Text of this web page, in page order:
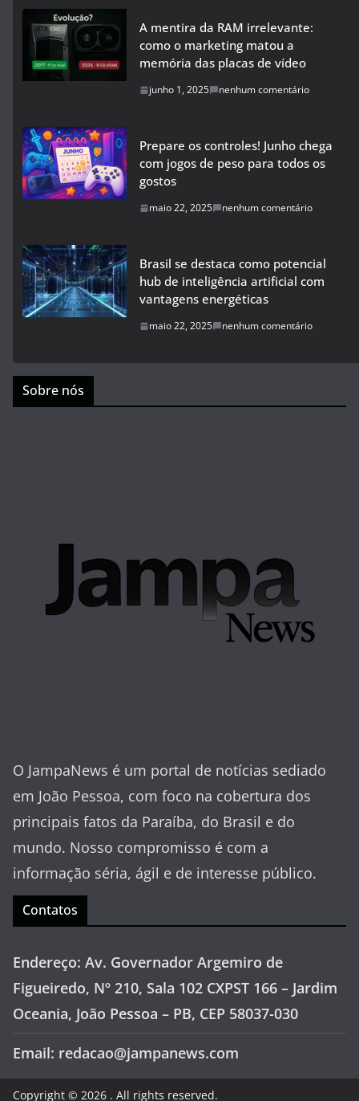
A mentira da RAM irrelevante:
como o marketing matou a
memória das placas de vídeo
junho 1, 2025 nenhum comentário
Prepare os controles! Junho chega
com jogos de peso para todos os
gostos
maio 22, 2025 nenhum comentário
Brasil se destaca como potencial
hub de inteligência artificial com
vantagens energéticas
maio 22, 2025 nenhum comentário
Sobre nós
O JampaNews é um portal de notícias sediado
em João Pessoa, com foco na cobertura dos
principais fatos da Paraíba, do Brasil e do
mundo. Nosso compromisso é com a
informação séria, ágil e de interesse público.
Contatos
Endereço: Av. Governador Argemiro de
Figueiredo, Nº 210, Sala 102 CXPST 166 – Jardim
Oceania, João Pessoa – PB, CEP 58037-030
Email: redacao@jampanews.com
Copyright © 2026 . All rights reserved.